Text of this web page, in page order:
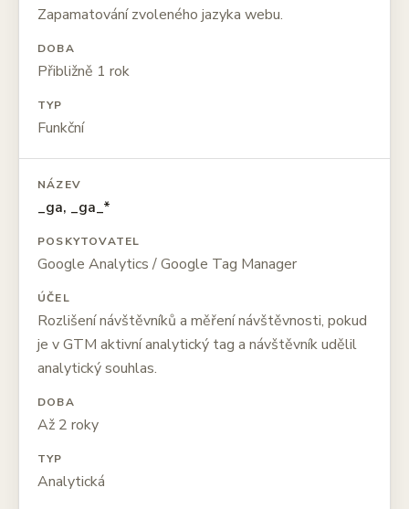
Zapamatování zvoleného jazyka webu.
DOBA
Přibližně 1 rok
TYP
Funkční
NÁZEV
_ga, _ga_*
POSKYTOVATEL
Google Analytics / Google Tag Manager
ÚČEL
Rozlišení návštěvníků a měření návštěvnosti, pokud
je v GTM aktivní analytický tag a návštěvník udělil
analytický souhlas.
DOBA
Až 2 roky
TYP
Analytická